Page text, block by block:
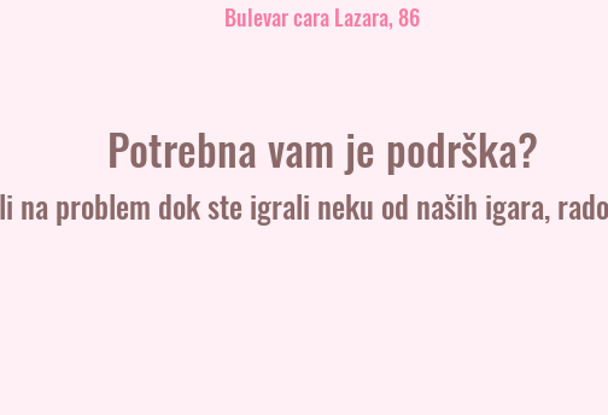
Bulevar cara Lazara, 86
Potrebna vam je podrška?
na problem dok ste igrali neku od naših igara,